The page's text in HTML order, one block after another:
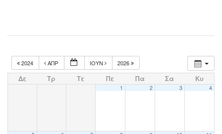
2024 ΑΠΡ ΙΟΎΝ 2026
Δε Τρ Τε Πε Πα Σα Κυ
1 2 3 4